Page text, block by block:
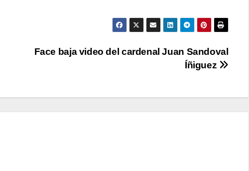
Face baja video del cardenal Juan Sandoval
Íñiguez